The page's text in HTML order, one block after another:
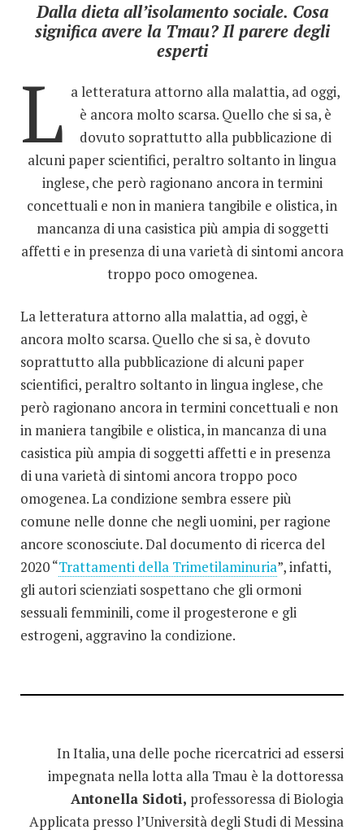
Dalla dieta all’isolamento sociale. Cosa
significa avere la Tmau? Il parere degli
esperti
L a letteratura attorno alla malattia, ad oggi,
è ancora molto scarsa. Quello che si sa, è
dovuto soprattutto alla pubblicazione di
alcuni paper scientifici, peraltro soltanto in lingua
inglese, che però ragionano ancora in termini
concettuali e non in maniera tangibile e olistica, in
mancanza di una casistica più ampia di soggetti
affetti e in presenza di una varietà di sintomi ancora
troppo poco omogenea.
La letteratura attorno alla malattia, ad oggi, è
ancora molto scarsa. Quello che si sa, è dovuto
soprattutto alla pubblicazione di alcuni paper
scientifici, peraltro soltanto in lingua inglese, che
però ragionano ancora in termini concettuali e non
in maniera tangibile e olistica, in mancanza di una
casistica più ampia di soggetti affetti e in presenza
di una varietà di sintomi ancora troppo poco
omogenea. La condizione sembra essere più
comune nelle donne che negli uomini, per ragione
ancore sconosciute. Dal documento di ricerca del
2020 “Trattamenti della Trimetilaminuria”, infatti,
gli autori scienziati sospettano che gli ormoni
sessuali femminili, come il progesterone e gli
estrogeni, aggravino la condizione.
In Italia, una delle poche ricercatrici ad essersi
impegnata nella lotta alla Tmau è la dottoressa
Antonella Sidoti, professoressa di Biologia
Applicata presso l’Università degli Studi di Messina